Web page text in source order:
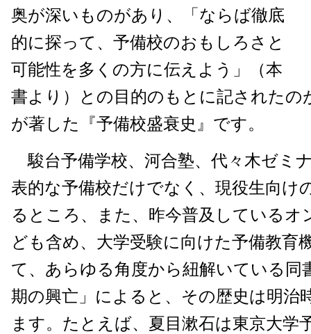
奥が深いものがあり、「ならば徹底
的に探って、予備校のおもしろさと
可能性を多くの方に伝えよう」（本
書より）との目的のもとに記されたの
が著した『予備校盛衰史』です。
駿台予備学校、河合塾、代々木ゼミ
表的な予備校だけでなく、現役生向け
るところ、また、昨今普及しているオ
ども含め、大学受験に向けた予備教育
て、あらゆる角度から紐解いている同
期の興亡」によると、その歴史は明治
ます。たとえば、夏目漱石は東京大学